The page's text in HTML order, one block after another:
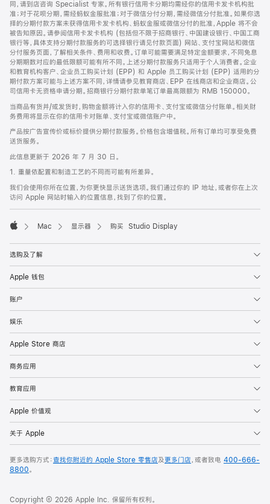
同，请到店咨询 Specialist 专家。所有银行信用卡分期均需经你的信用卡发卡机构批
准；对于花呗分期，需经蚂蚁金服批准；对于微信分付分期，需经微信分付批准。如果你选
择的分期付款方案未获得信用卡发卡机构、蚂蚁金服或微信分付的批准，Apple 将不会
被告知原因。请参阅信用卡发卡机构 (包括但不限于招商银行、中国建设银行、中国工商
银行等，具体支持分期付款服务的可选择银行请见付款页面) 网站、支付宝网站和微信
分付服务页面，了解相关条件、费用和收费。订单可能需要满足特定金额要求，不同免息
分期期数对应的最低限额可能有所不同。上述分期付款服务只适用于个人消费者。企业
和教育机构客户、企业员工购买计划 (EPP) 和 Apple 员工购买计划 (EPP) 适用的分
期付款方案可能与上述方案不同，详情请参见教育商店、EPP 在线商店和企业商店。公
司信用卡无资格申请分期。招商银行分期付款单笔订单最高限额为 RMB 150000。
当商品有货并/或发货时，购物金额将计入你的信用卡、支付宝或微信分付账单。相关财
务费用将显示在你的信用卡对账单、支付宝或微信账户中。
产品按广告宣传价或标价提供分期付款服务。价格包含增值税。所有订单均可享受免费
送货服务。
此信息更新于 2026 年 7 月 30 日。
1. 重量依配置和制造工艺的不同而可能有所差异。
我们会使用你所在位置，为你更快显示送货选项。我们通过你的 IP 地址，或者你在上次
访问 Apple 网站时输入的位置信息，找到了你的位置。
Mac 显示器 购买 Studio Display
选购及了解
Apple 钱包
账户
娱乐
Apple Store 商店
商务应用
教育应用
Apple 价值观
关于 Apple
更多选购方式：查找你附近的 Apple Store 零售店及更多门店，或者致电 400-666-
8800。
Copyright © 2026 Apple Inc. 保留所有权利。